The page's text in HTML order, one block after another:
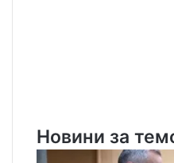
Новини за